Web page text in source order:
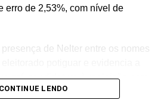
erro de 2,53%, com nível de
de Nelter entre os nomes
pré-candidatura à reeleição para
Para o parlamentar, os
CONTINUE LENDO